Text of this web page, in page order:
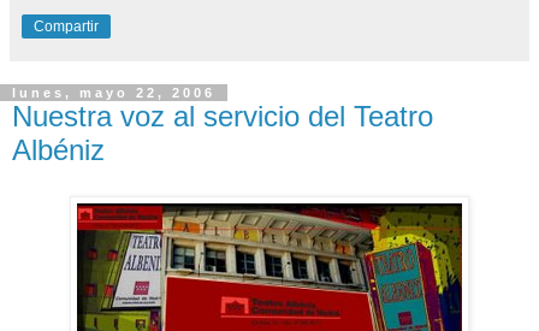
Compartir
lunes, mayo 22, 2006
Nuestra voz al servicio del Teatro
Albéniz